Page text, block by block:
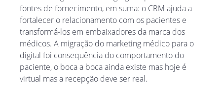
fontes de fornecimento, em suma: o CRM ajuda a
fortalecer o relacionamento com os pacientes e
transformá-los em embaixadores da marca dos
médicos. A migração do marketing médico para o
digital foi consequência do comportamento do
paciente, o boca a boca ainda existe mas hoje é
virtual mas a recepção deve ser real.